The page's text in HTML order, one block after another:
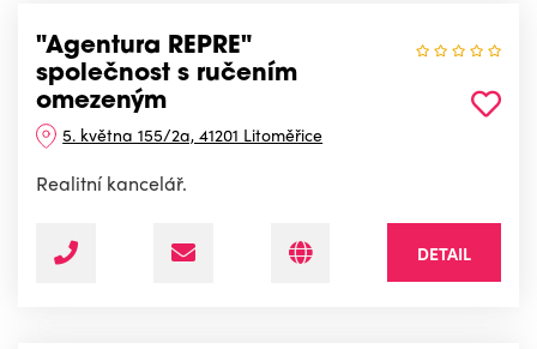
"Agentura REPRE"
společnost s ručením
omezeným
5. května 155/2a, 41201 Litoměřice
Realitní kancelář.
DETAIL